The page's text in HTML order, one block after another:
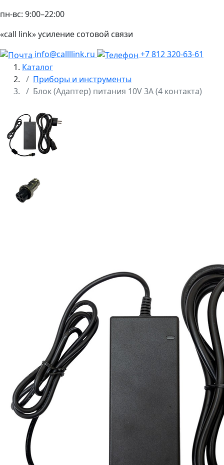
пн-вс: 9:00–22:00
«call link» усиление сотовой связи
info@callllink.ru
+7 812 320-63-61
Каталог
Приборы и инструменты
Блок (Адаптер) питания 10V 3A (4 контакта)